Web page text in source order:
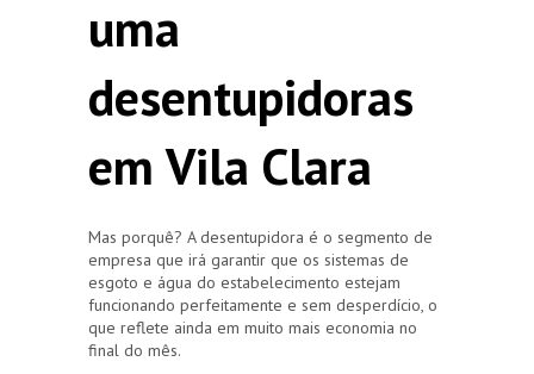
uma
desentupidoras
em Vila Clara
Mas porquê? A desentupidora é o segmento de
empresa que irá garantir que os sistemas de
esgoto e água do estabelecimento estejam
funcionando perfeitamente e sem desperdício, o
que reflete ainda em muito mais economia no
final do mês.